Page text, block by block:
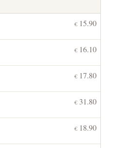
€ 15.90
€ 16.10
€ 17.80
€ 31.80
€ 18.90